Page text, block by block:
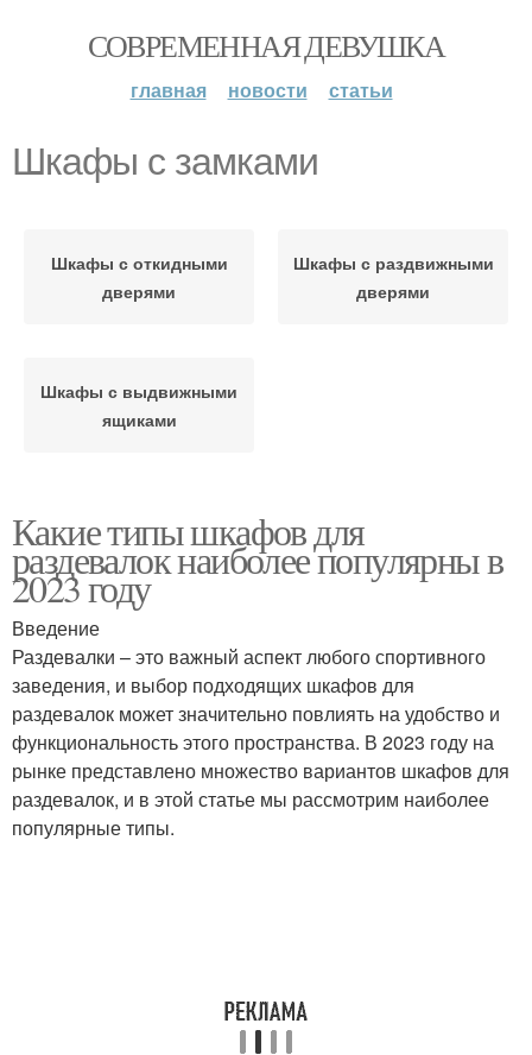
СОВРЕМЕННАЯ ДЕВУШКА
главная новости статьи
Шкафы с замками
Шкафы с откидными
дверями
Шкафы с раздвижными
дверями
Шкафы с выдвижными
ящиками
Какие типы шкафов для
раздевалок наиболее популярны в
2023 году
Введение
Раздевалки – это важный аспект любого спортивного
заведения, и выбор подходящих шкафов для
раздевалок может значительно повлиять на удобство и
функциональность этого пространства. В 2023 году на
рынке представлено множество вариантов шкафов для
раздевалок, и в этой статье мы рассмотрим наиболее
популярные типы.